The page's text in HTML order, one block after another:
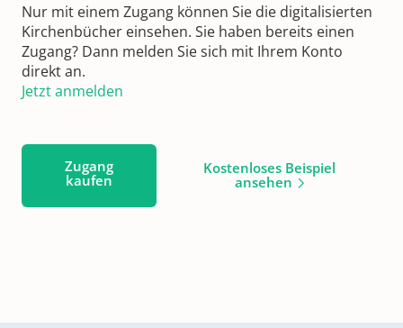
Nur mit einem Zugang können Sie die digitalisierten
Kirchenbücher einsehen. Sie haben bereits einen
Zugang? Dann melden Sie sich mit Ihrem Konto
direkt an.
Jetzt anmelden
Zugang
kaufen
Kostenloses Beispiel
ansehen